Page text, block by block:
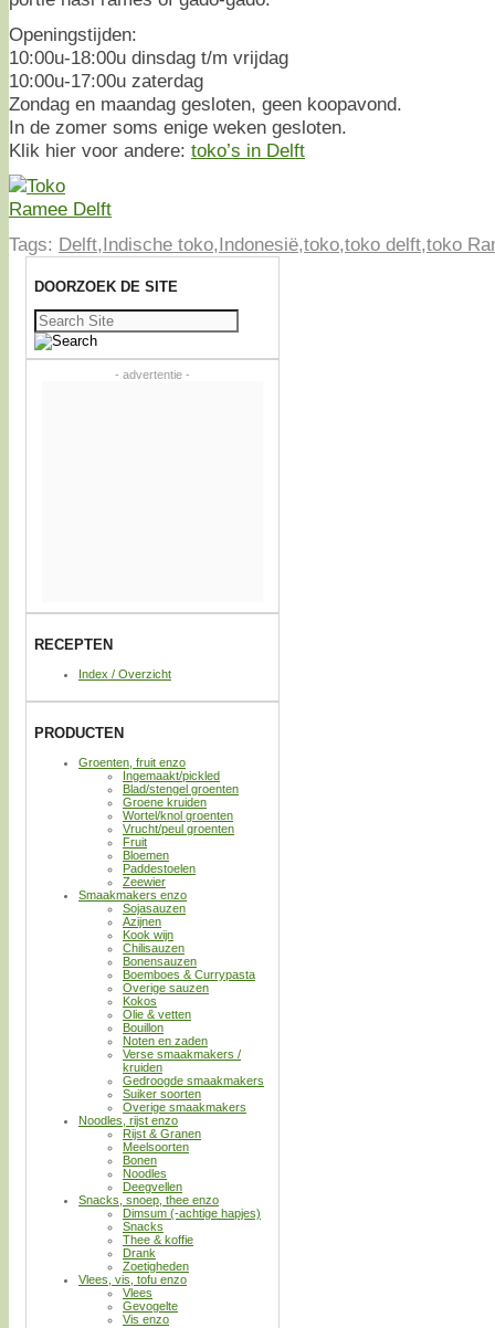
Openingstijden:
10:00u-18:00u dinsdag t/m vrijdag
10:00u-17:00u zaterdag
Zondag en maandag gesloten, geen koopavond.
In de zomer soms enige weken gesloten.
Klik hier voor andere: toko’s in Delft
Tags: Delft,Indische toko,Indonesië,toko,toko delft,toko
DOORZOEK DE SITE
Zoeken
naar:
- advertentie -
RECEPTEN
Index / Overzicht
PRODUCTEN
Groenten, fruit enzo
Ingemaakt/pickled
Blad/stengel groenten
Groene kruiden
Wortel/knol groenten
Vrucht/peul groenten
Fruit
Bloemen
Paddestoelen
Zeewier
Smaakmakers enzo
Sojasauzen
Azijnen
Kook wijn
Chilisauzen
Bonensauzen
Boemboes & Currypasta
Overige sauzen
Kokos
Olie & vetten
Bouillon
Noten en zaden
Verse smaakmakers /
kruiden
Gedroogde smaakmakers
Suiker soorten
Overige smaakmakers
Noodles, rijst enzo
Rijst & Granen
Meelsoorten
Bonen
Noodles
Deegvellen
Snacks, snoep, thee enzo
Dimsum (-achtige hapjes)
Snacks
Thee & koffie
Drank
Zoetigheden
Vlees, vis, tofu enzo
Vlees
Gevogelte
Vis enzo